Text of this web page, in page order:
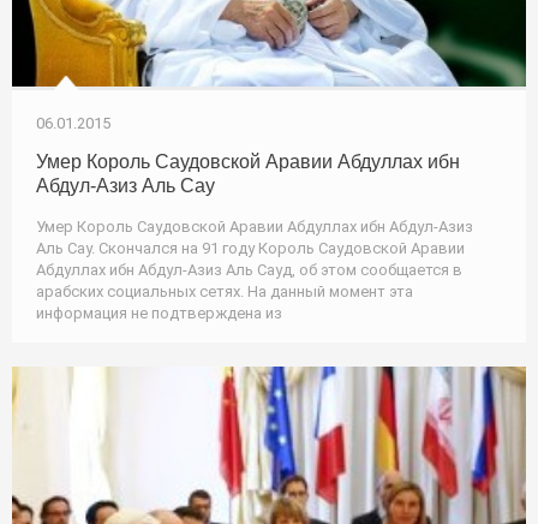
06.01.2015
Умер Король Саудовской Аравии Абдуллах ибн
Абдул-Азиз Аль Сау
Умер Король Саудовской Аравии Абдуллах ибн Абдул-Азиз
Аль Сау. Скончался на 91 году Король Саудовской Аравии
Абдуллах ибн Абдул-Азиз Аль Сауд, об этом сообщается в
арабских социальных сетях. На данный момент эта
информация не подтверждена из